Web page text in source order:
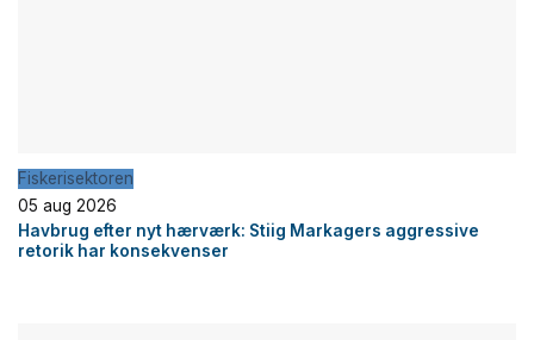
Fiskerisektoren
05 aug 2026
Havbrug efter nyt hærværk: Stiig Markagers aggressive
retorik har konsekvenser